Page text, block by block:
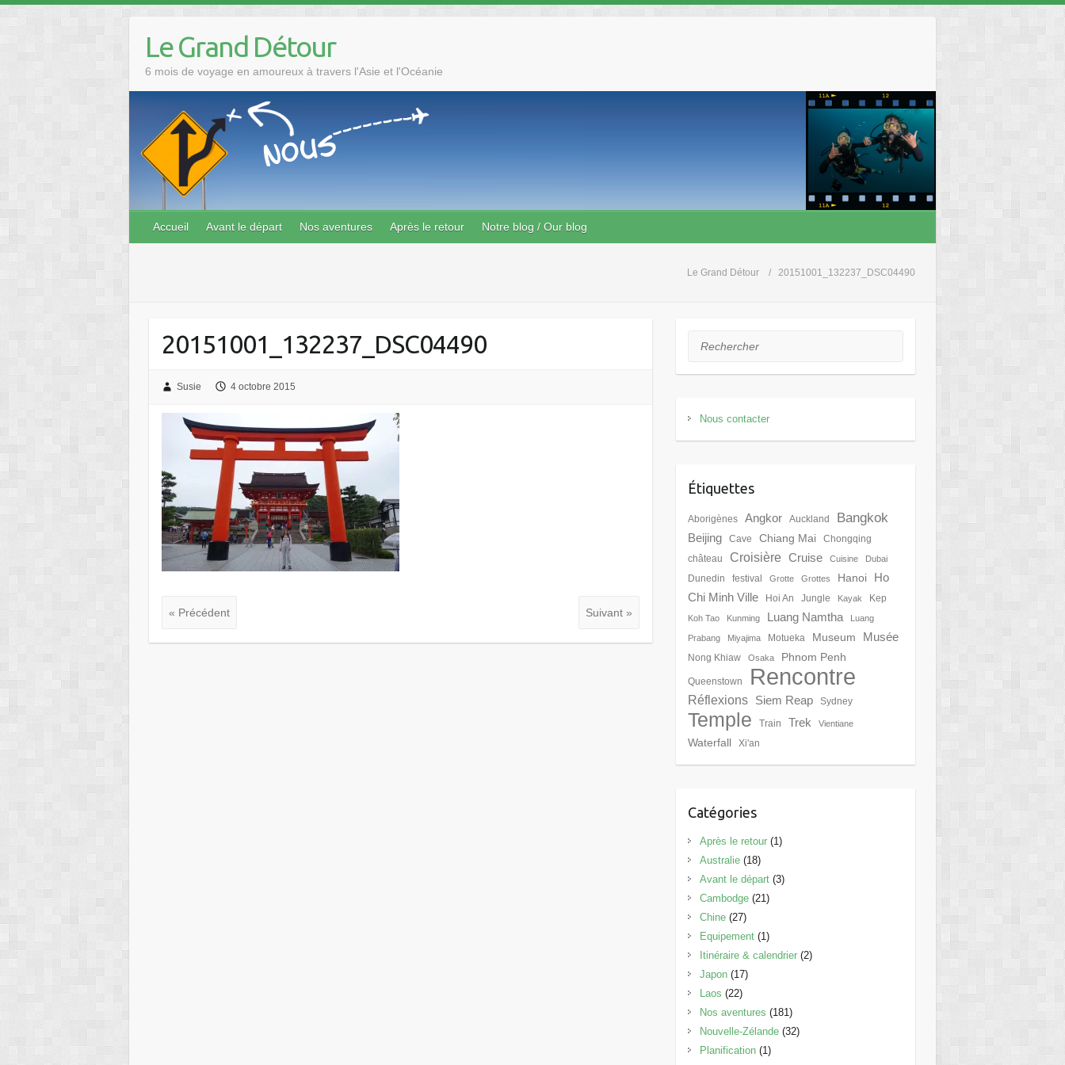
content
Le Grand Détour
6 mois de voyage en amoureux à travers l'Asie et l'Océanie
Accueil Avant le départ Nos aventures Après le retour Notre blog / Our blog
Le Grand Détour 20151001_132237_DSC04490
20151001_132237_DSC04490
Susie 4 octobre 2015
« Précédent Suivant »
Rechercher
Nous contacter
Étiquettes
Aborigènes Angkor Auckland Bangkok
Beijing Cave Chiang Mai
Chongqing
château
Croisière Cruise Cuisine Dubai
Dunedin festival Grotte Grottes Hanoi
Ho
Chi Minh Ville
Hoi An Jungle Kayak Kep
Koh Tao Kunming Luang Namtha Luang
Prabang Miyajima Motueka Museum Musée
Nong Khiaw Osaka Phnom Penh
Queenstown Rencontre
Réflexions Siem Reap Sydney
Temple Train Trek Vientiane
Waterfall Xi'an
Catégories
Après le retour(1)
Australie(18)
Avant le départ(3)
Cambodge(21)
Chine(27)
Equipement(1)
Itinéraire & calendrier(2)
Japon(17)
Laos (22)
Nos aventures (181)
Nouvelle-Zélande(32)
Planification(1)